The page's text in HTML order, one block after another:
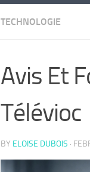
TECHNOLOGIE
Avis Et
Télévioc
BY ELOISE DUBOIS ·